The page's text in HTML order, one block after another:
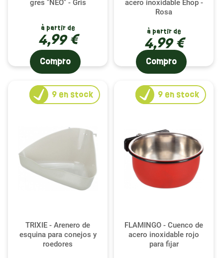
gres "NEO" - Gris
à partir de
4,99 €
Compro
acero inoxidable Ehop -
Rosa
à partir de
4,99 €
Compro
TRIXIE - Arenero de
esquina para conejos y
roedores
9en stock
FLAMINGO - Cuenco de
acero inoxidable rojo
para fijar
9en stock